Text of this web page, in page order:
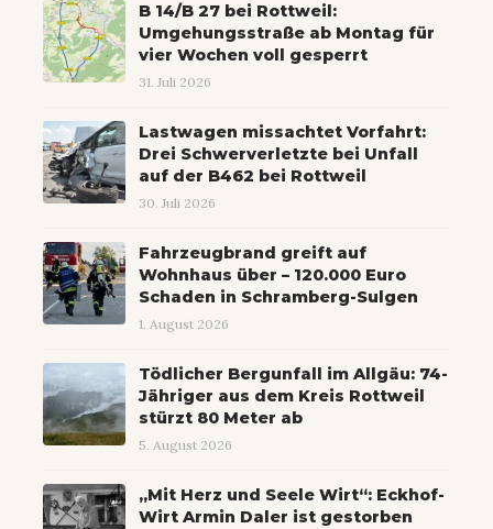
B 14/B 27 bei Rottweil:
Umgehungsstraße ab Montag für
vier Wochen voll gesperrt
31. Juli 2026
Lastwagen missachtet Vorfahrt:
Drei Schwerverletzte bei Unfall
auf der B462 bei Rottweil
30. Juli 2026
Fahrzeugbrand greift auf
Wohnhaus über – 120.000 Euro
Schaden in Schramberg-Sulgen
1. August 2026
Tödlicher Bergunfall im Allgäu: 74-
Jähriger aus dem Kreis Rottweil
stürzt 80 Meter ab
5. August 2026
„Mit Herz und Seele Wirt“: Eckhof-
Wirt Armin Daler ist gestorben